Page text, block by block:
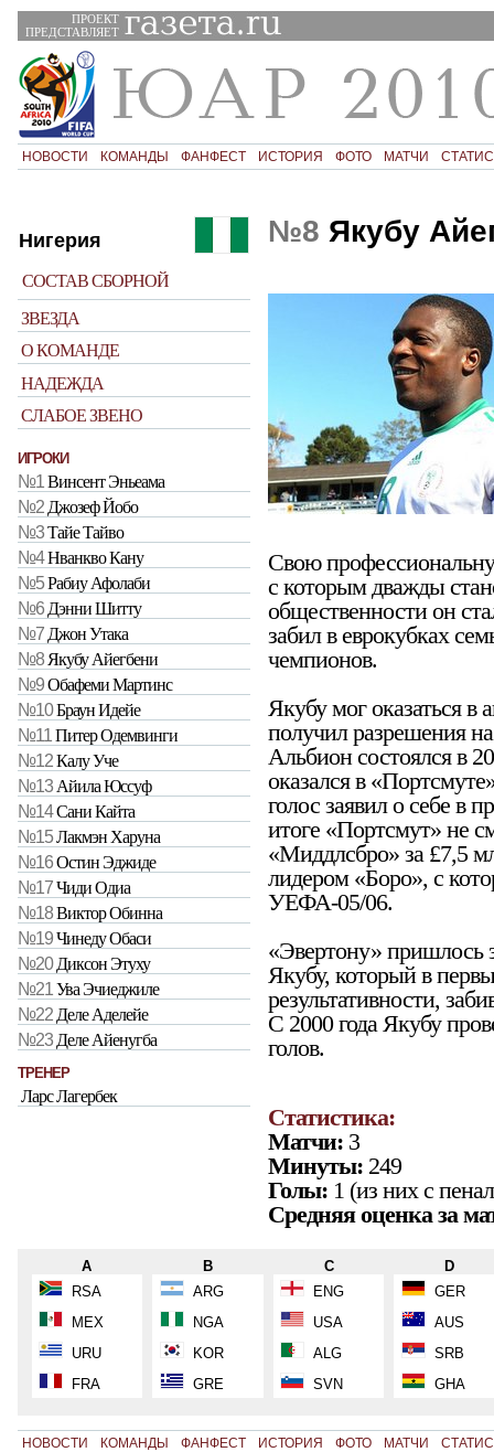
ПРОЕКТ
ПРЕДСТАВЛЯЕТ
НОВОСТИ КОМАНДЫ ФАНФЕСТ ИСТОРИЯ ФОТО МАТЧИ
Нигерия
СОСТАВ СБОРНОЙ
ЗВЕЗДА
О КОМАНДЕ
НАДЕЖДА
СЛАБОЕ ЗВЕНО
ИГРОКИ
№1Винсент Эньеама
№2 Джозеф Йобо
№3Тайе Тайво
№4Нванкво Кану
№5Рабиу Афолаби
№6 Дэнни Шитту
№7 Джон Утака
№8 Якубу Айегбени
№9Обафеми Мартинс
№10Браун Идейе
№11Питер Одемвинги
№12Калу Уче
№13 Айила Юссуф
№14Сани Кайта
№15Лакмэн Харуна
№16Остин Эджиде
№17Чиди Одиа
№18Виктор Обинна
№19Чинеду Обаси
№20 Диксон Этуху
№21Ува Эчиеджиле
№22 Деле Аделейе
№23 Деле Айенугба
ТРЕНЕР
Ларс Лагербек
№8 Якубу
Свою
с которым дважды
общественности он
забил в еврокубках
чемпионов.
Якубу мог оказаться
получил разрешения
Альбион состоялся в
оказался в
голос заявил о себе в
итоге «Портсмут» не
«Миддлсбро» за £7,5
лидером «Боро», с
УЕФА-05/06.
«Эвертону» пришлось
Якубу, который в
результативности,
С 2000 года Якубу
голов.
Статистика:
Матчи: 3
Минуты: 249
Голы: 1 (из них с
Средняя оценка за
A
RSA
MEX
URU
FRA
B
ARG
NGA
KOR
GRE
C
ENG
USA
ALG
SVN
D
GER
AUS
SRB
GHA
НОВОСТИ КОМАНДЫ ФАНФЕСТ ИСТОРИЯ ФОТО МАТЧИ